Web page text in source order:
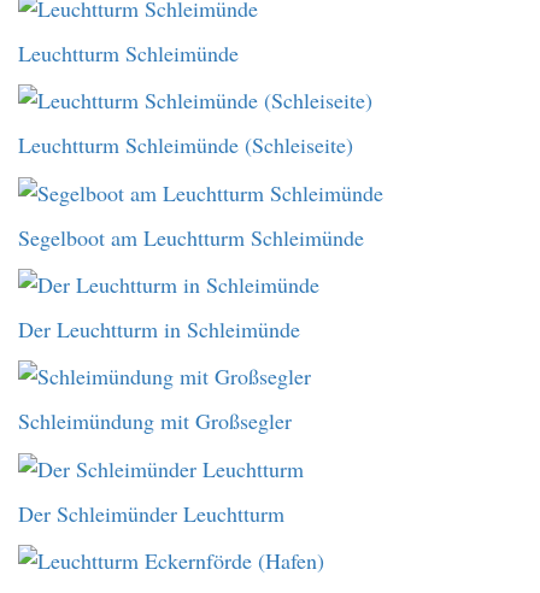
Leuchtturm Schleimünde
Leuchtturm Schleimünde (Schleiseite)
Segelboot am Leuchtturm Schleimünde
Der Leuchtturm in Schleimünde
Schleimündung mit Großsegler
Der Schleimünder Leuchtturm